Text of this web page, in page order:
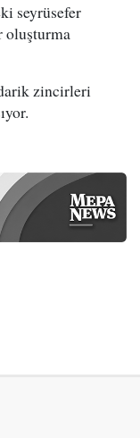
seyrüsefer
oluşturma
zincirleri